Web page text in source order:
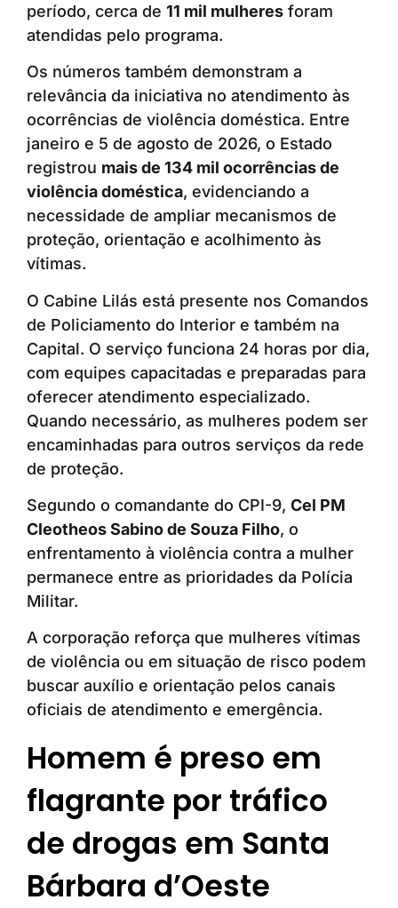
período, cerca de 11 mil mulheres foram
atendidas pelo programa.
Os números também demonstram a
relevância da iniciativa no atendimento às
ocorrências de violência doméstica. Entre
janeiro e 5 de agosto de 2026, o Estado
registrou mais de 134 mil ocorrências de
violência doméstica, evidenciando a
necessidade de ampliar mecanismos de
proteção, orientação e acolhimento às
vítimas.
O Cabine Lilás está presente nos Comandos
de Policiamento do Interior e também na
Capital. O serviço funciona 24 horas por dia,
com equipes capacitadas e preparadas para
oferecer atendimento especializado.
Quando necessário, as mulheres podem ser
encaminhadas para outros serviços da rede
de proteção.
Segundo o comandante do CPI-9, Cel PM
Cleotheos Sabino de Souza Filho, o
enfrentamento à violência contra a mulher
permanece entre as prioridades da Polícia
Militar.
A corporação reforça que mulheres vítimas
de violência ou em situação de risco podem
buscar auxílio e orientação pelos canais
oficiais de atendimento e emergência.
Homem é preso em
flagrante por tráfico
de drogas em Santa
Bárbara d’Oeste